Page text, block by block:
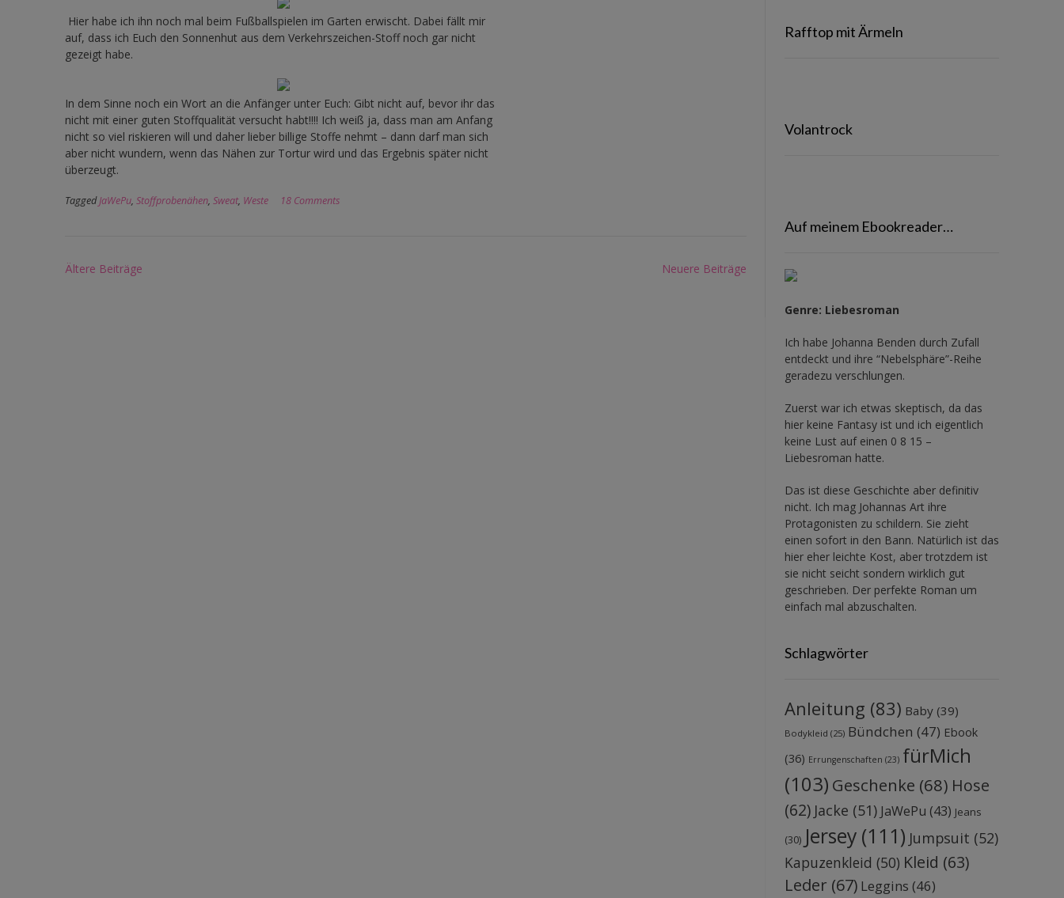
Hier habe ich ihn noch mal beim Fußballspielen im Garten erwischt. Dabei fällt mir
auf, dass ich Euch den Sonnenhut aus dem Verkehrszeichen-Stoff noch gar nicht
gezeigt habe.
In dem Sinne noch ein Wort an die Anfänger unter Euch: Gibt nicht auf, bevor ihr das
nicht mit einer guten Stoffqualität versucht habt!!!! Ich weiß ja, dass man am Anfang
nicht so viel riskieren will und daher lieber billige Stoffe nehmt – dann darf man sich
aber nicht wundern, wenn das Nähen zur Tortur wird und das Ergebnis später nicht
überzeugt.
TaggedJaWePu, Stoffprobenähen, Sweat, Weste 18 Comments
Beitragsnavigation
Ältere Beiträge Neuere Beiträge
Rafftop mit Ärmeln
Volantrock
Auf meinem Ebookreader…
Genre: Liebesroman
Ich habe Johanna Benden durch Zufall
entdeckt und ihre “Nebelsphäre”-Reihe
geradezu verschlungen.
Zuerst war ich etwas skeptisch, da das
hier keine Fantasy ist und ich eigentlich
keine Lust auf einen 0 8 15 –
Liebesroman hatte.
Das ist diese Geschichte aber definitiv
nicht. Ich mag Johannas Art ihre
Protagonisten zu schildern. Sie zieht
einen sofort in den Bann. Natürlich ist das
hier eher leichte Kost, aber trotzdem ist
sie nicht seicht sondern wirklich gut
geschrieben. Der perfekte Roman um
einfach mal abzuschalten.
Schlagwörter
Anleitung (83) Baby(39)
Bodykleid (25) Bündchen (47) Ebook
(36) Errungenschaften (23) fürMich
(103) Geschenke (68) Hose
(62) Jacke (51) JaWePu (43) Jeans
(30) Jersey(111) Jumpsuit (52)
Kapuzenkleid (50) Kleid (63)
Leder (67) Leggins (46)